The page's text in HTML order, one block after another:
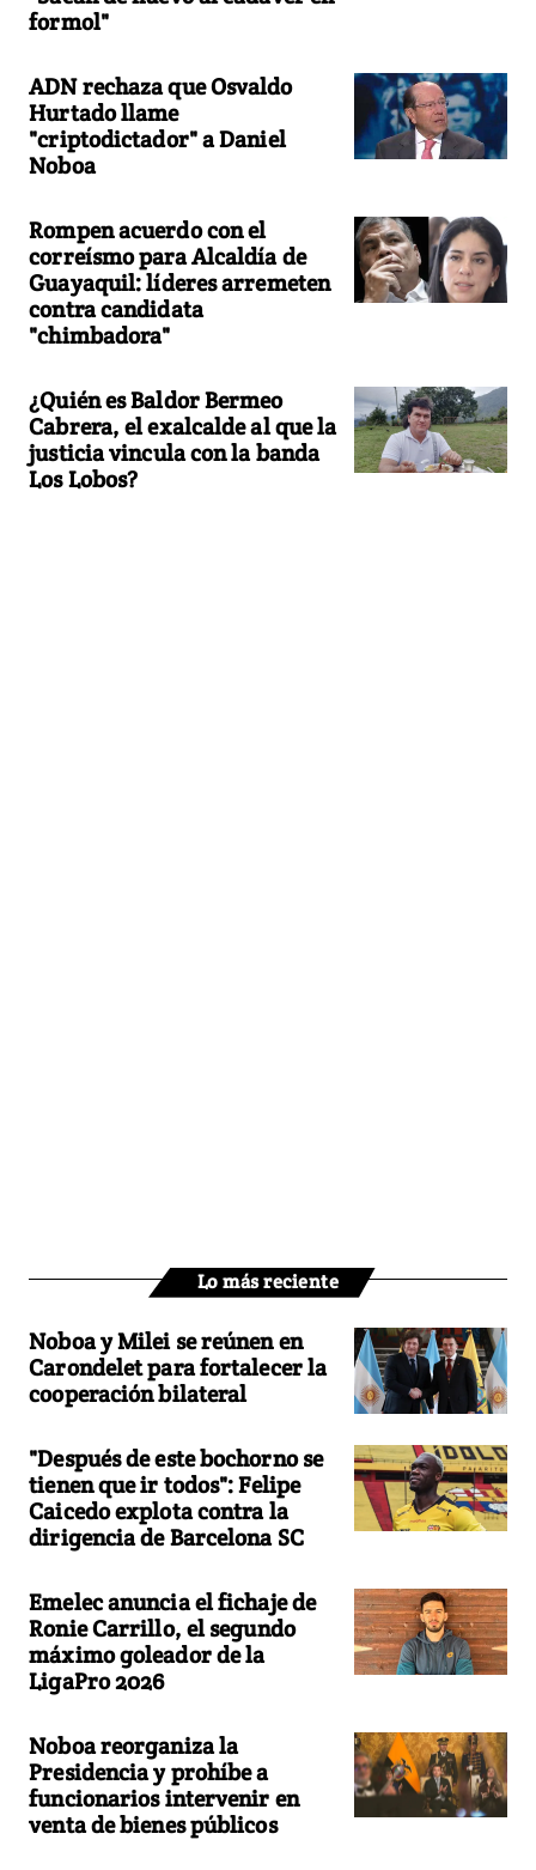
formol"
ADN rechaza que Osvaldo
Hurtado llame
"criptodictador" a Daniel
Noboa
Rompen acuerdo con el
correísmo para Alcaldía de
Guayaquil: líderes arremeten
contra candidata
"chimbadora"
¿Quién es Baldor Bermeo
Cabrera, el exalcalde al que la
justicia vincula con la banda
Los Lobos?
Lo más reciente
Noboa y Milei se reúnen en
Carondelet para fortalecer la
cooperación bilateral
"Después de este bochorno se
tienen que ir todos": Felipe
Caicedo explota contra la
dirigencia de Barcelona SC
Emelec anuncia el fichaje de
Ronie Carrillo, el segundo
máximo goleador de la
LigaPro 2026
Noboa reorganiza la
Presidencia y prohíbe a
funcionarios intervenir en
venta de bienes públicos